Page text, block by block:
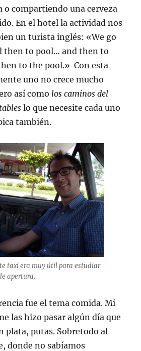
o compartiendo una cerveza
En el hotel la actividad nos
un turista inglés: «We go
then to pool… and then to
to the pool.» Con esta
uno no crece mucho
así como los caminos del
lo que necesite cada uno
también.
taxi era muy útil para estudiar
apertura.
fue el tema comida. Mi
las hizo pasar algún día que
plata, putas. Sobretodo al
donde no sabíamos